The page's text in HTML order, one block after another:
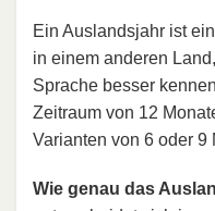
Ein Auslandsjahr ist
in einem anderen
Sprache besser
Zeitraum von 12
Varianten von 6 oder 9
Wie genau das